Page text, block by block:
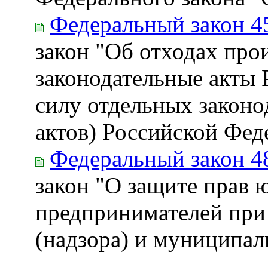
Федеральный закон
закон "Об отходах
законодательные
силу отдельных
актов) Российской
Федеральный закон
закон "О защите прав
предпринимателей
(надзора) и